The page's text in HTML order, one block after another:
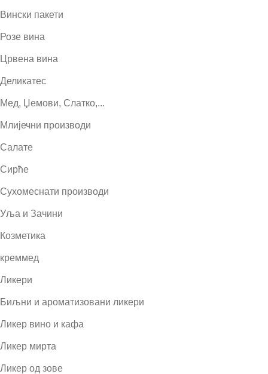
Вински пакети
Розе вина
Црвена вина
Деликатес
Мед, Џемови, Слатко,...
Млијечни производи
Салате
Сирће
Сухомеснати производи
Уља и Зачини
Козметика
креммед
Ликери
Биљни и ароматизовани ликери
Ликер вино и кафа
Ликер мирта
Ликер од зове